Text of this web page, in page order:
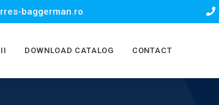
baggerman.ro
DOWNLOAD CATALOG CONTACT